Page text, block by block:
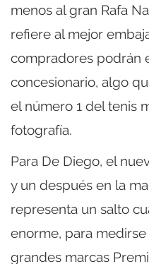
menos al gran Rafa
refiere al mejor
compradores podrán
concesionario, algo
el número 1 del tenis
fotografía.
Para De Diego, el
y un después en la
representa un salto
enorme, para
grandes marcas